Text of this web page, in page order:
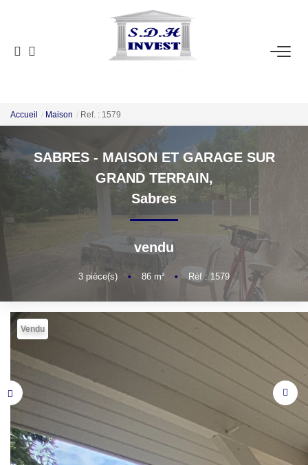
ACCUEIL
NOTRE AGENCE
ESTIMATION
NOS OUTILS
CONTACT
EN
Accueil Maison Ref. : 1579
SABRES - MAISON ET GARAGE SUR
GRAND TERRAIN,
Sabres
vendu
3 pièce(s) • 86 m² • Réf : 1579
Vendu